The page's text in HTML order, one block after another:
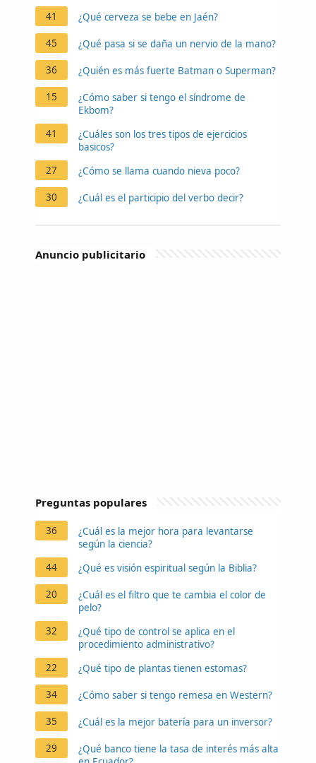
41
¿Qué cerveza se bebe en Jaén?
45 ¿Qué pasa si se daña un nervio de la mano?
36 ¿Quién es más fuerte Batman o Superman?
15
¿Cómo saber si tengo el síndrome de
Ekbom?
41
¿Cuáles son los tres tipos de ejercicios
basicos?
27
¿Cómo se llama cuando nieva poco?
30 ¿Cuál es el participio del verbo decir?
Anuncio publicitario
Preguntas populares
36
¿Cuál es la mejor hora para levantarse
según la ciencia?
44
¿Qué es visión espiritual según la Biblia?
20
¿Cuál es el filtro que te cambia el color de
pelo?
32
¿Qué tipo de control se aplica en el
procedimiento administrativo?
22
¿Qué tipo de plantas tienen estomas?
34 ¿Cómo saber si tengo remesa en Western?
35 ¿Cuál es la mejor batería para un inversor?
29
¿Qué banco tiene la tasa de interés más alta